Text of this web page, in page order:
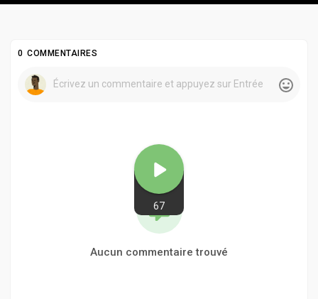
67
0 COMMENTAIRES
Aucun commentaire trouvé